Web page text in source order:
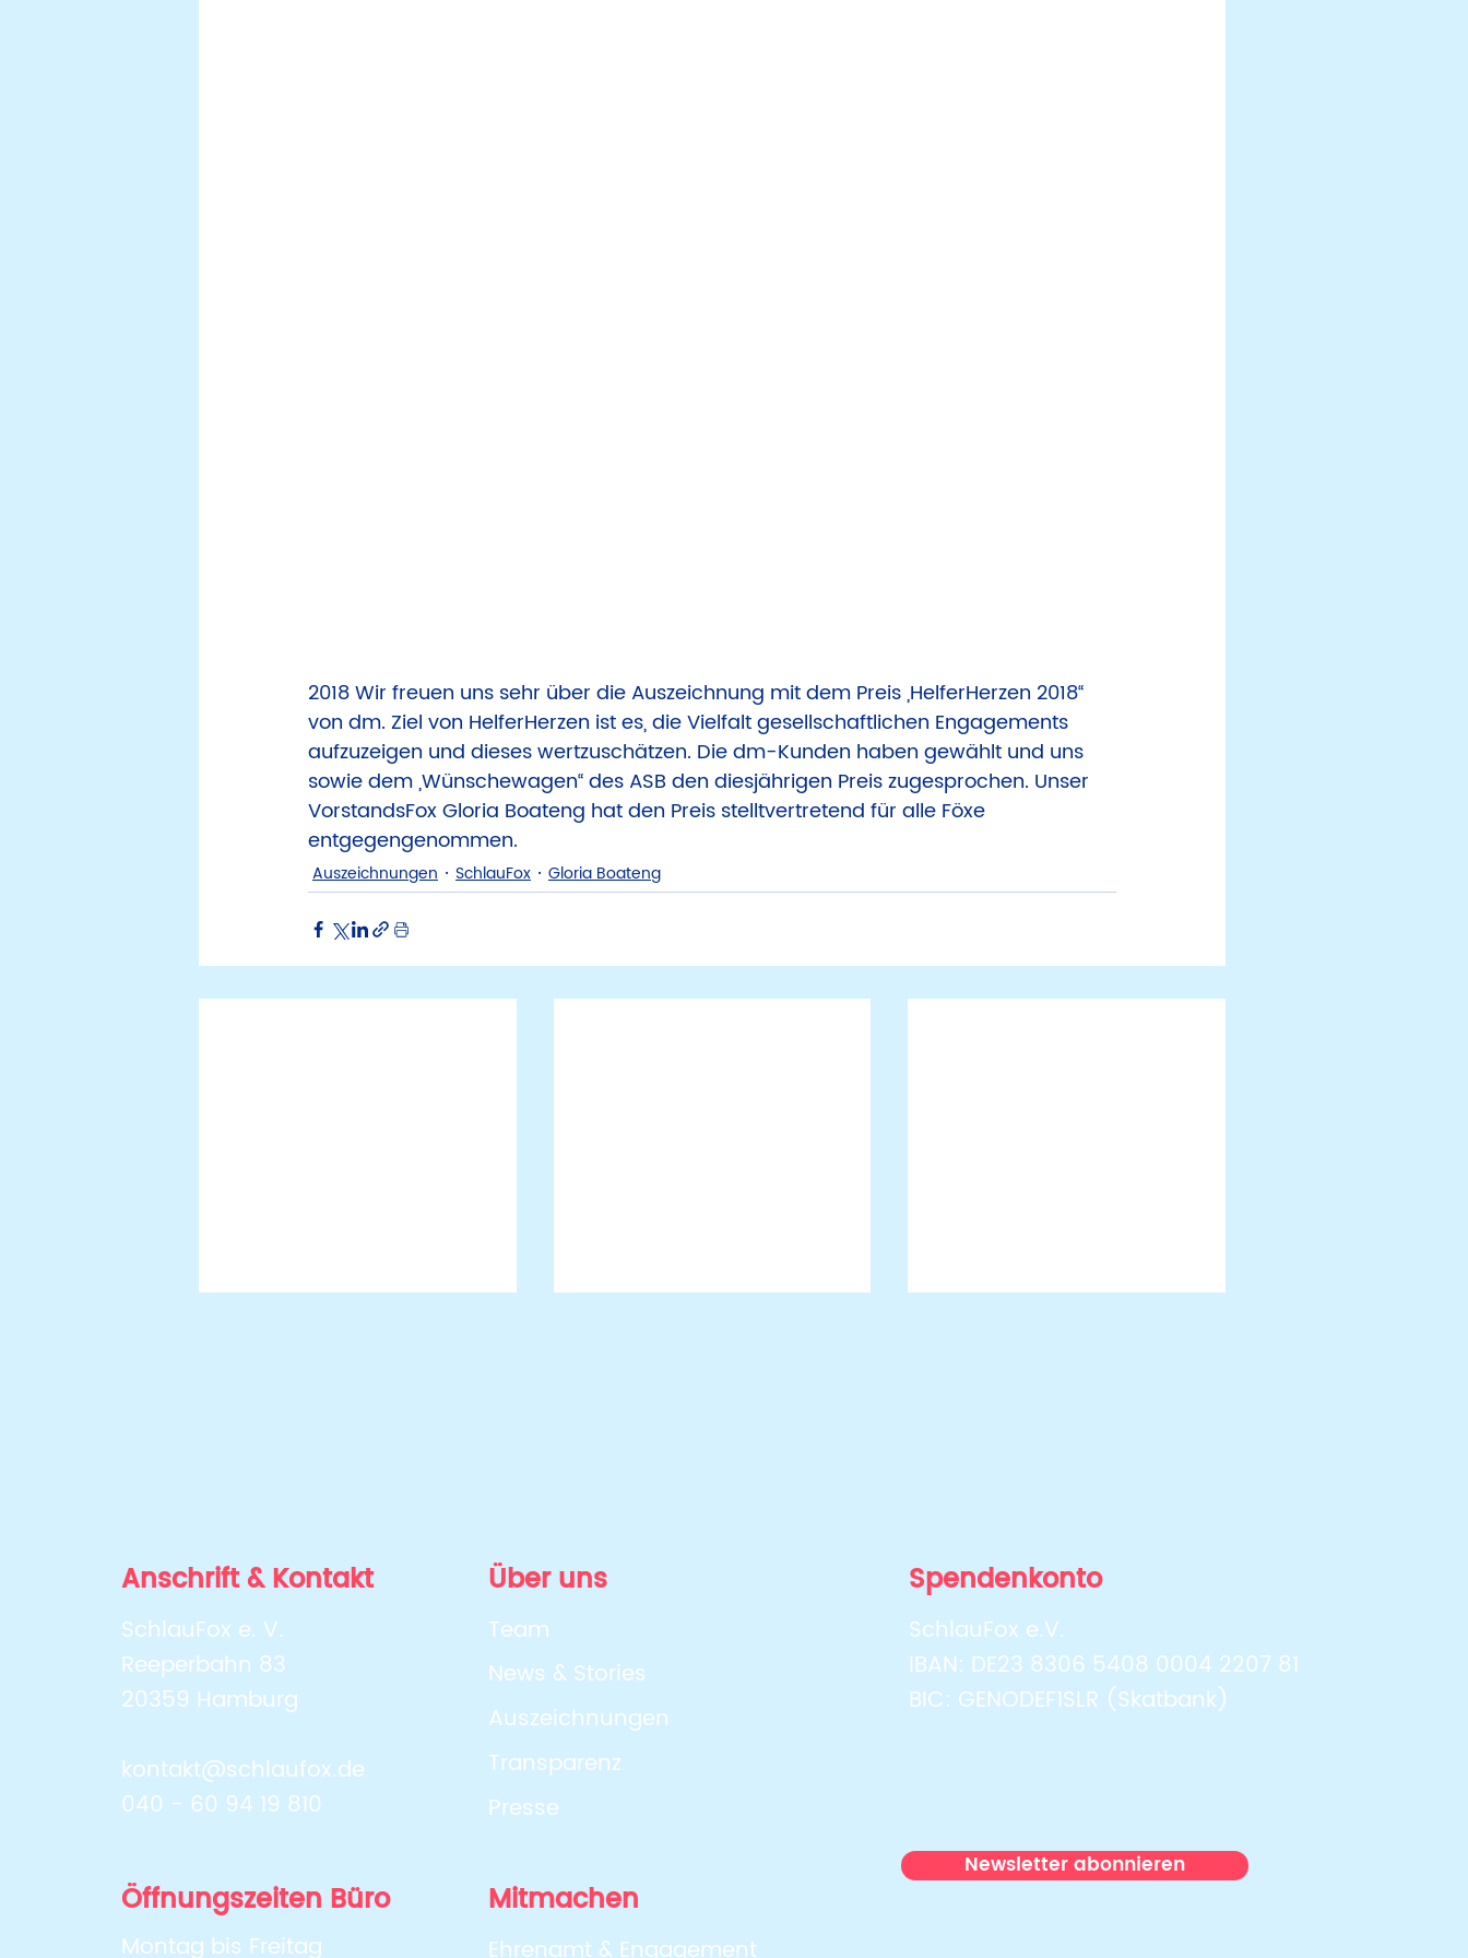
2018 Wir freuen uns sehr über die Auszeichnung mit dem Preis „HelferHerzen 2018“
von dm. Ziel von HelferHerzen ist es, die Vielfalt gesellschaftlichen Engagements
aufzuzeigen und dieses wertzuschätzen. Die dm-Kunden haben gewählt und uns
sowie dem „Wünschewagen“ des ASB den diesjährigen Preis zugesprochen. Unser
VorstandsFox Gloria Boateng hat den Preis stelltvertretend für alle Föxe
entgegengenommen.
Auszeichnungen SchlauFox Gloria Boateng
the-Trainer-Ausbildung
Teilnehmende
außerhalb Hamburgs –
geglückt
Anschrift & Kontakt
SchlauFox e. V.
Reeperbahn 83
20359 Hamburg
kontakt@schlaufox.de
040 - 60 94 19 810
Öffnungszeiten Büro
Montag bis Freitag
Über uns
Team
News & Stories
Auszeichnungen
Transparenz
Presse
Mitmachen
Ehrenamt & Engagement
Spendenkonto
SchlauFox e.V.
IBAN: DE23 8306 5408 0004 2207 81
BIC: GENODEF1SLR (Skatbank)
Newsletter abonnieren